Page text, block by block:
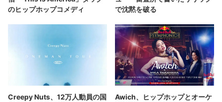
のヒップホップコメディ
で沈黙を破る
Creepy Nuts、12万人動員の国
Awich、ヒップホップとオーケ